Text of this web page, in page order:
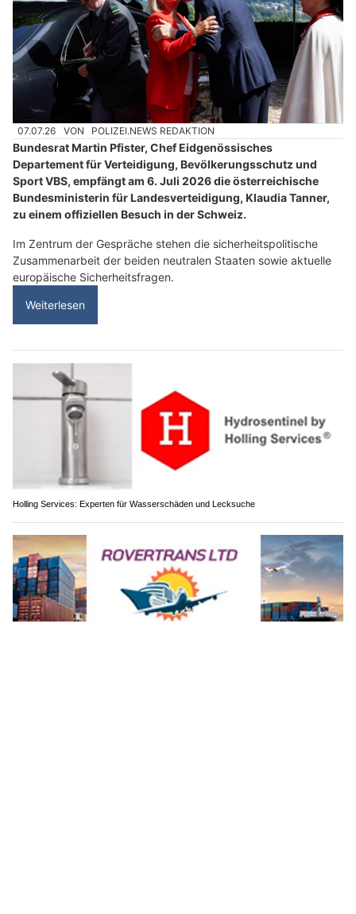
07.07.26 VON POLIZEI.NEWS REDAKTION
Bundesrat Martin Pfister, Chef Eidgenössisches
Departement für Verteidigung, Bevölkerungsschutz und
Sport VBS, empfängt am 6. Juli 2026 die österreichische
Bundesministerin für Landesverteidigung, Klaudia Tanner,
zu einem offiziellen Besuch in der Schweiz.
Im Zentrum der Gespräche stehen die sicherheitspolitische
Zusammenarbeit der beiden neutralen Staaten sowie aktuelle
europäische Sicherheitsfragen.
Weiterlesen
Holling Services: Experten für Wasserschäden und Lecksuche